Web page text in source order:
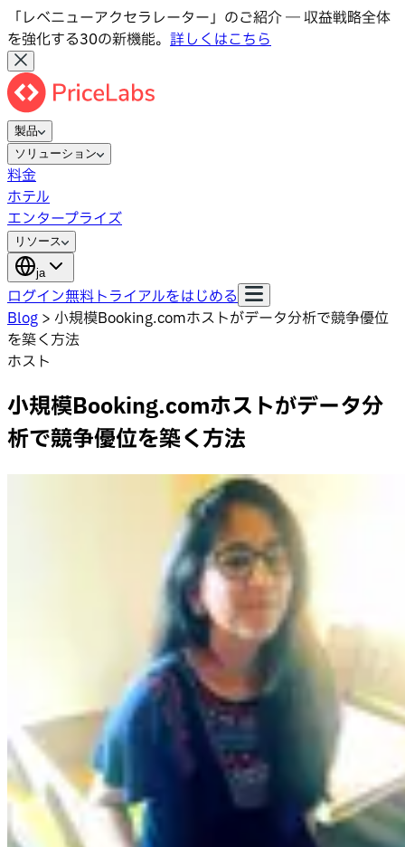
「レベニューアクセラレーター」のご紹介 ― 収益戦略全体
を強化する30の新機能。 詳しくはこちら
製品
ソリューション
料金
ホテル
エンタープライズ
リソース
ja
ログイン無料トライアルをはじめる
Blog > 小規模Booking.comホストがデータ分析で競争優位
を築く方法
ホスト
小規模Booking.comホストがデータ分
析で競争優位を築く方法